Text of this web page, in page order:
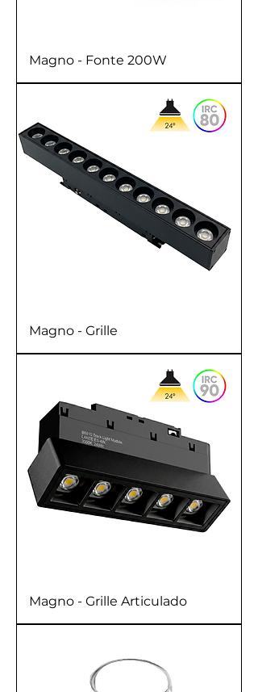
Magno - Fonte 200W
Magno - Grille
Magno - Grille Articulado